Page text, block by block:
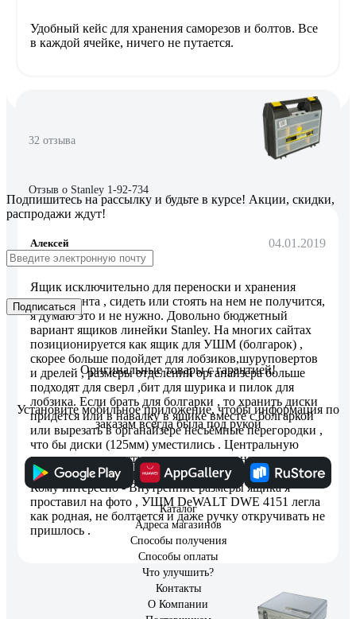
Удобный кейс для хранения саморезов и болтов. Все
в каждой ячейке, ничего не путается.
32 отзыва
Отзыв о Stanley 1-92-734
Алексей 04.01.2019
Ящик исключительно для переноски и хранения
инструмента , сидеть или стоять на нем не получится,
я думаю это и не нужно. Довольно бюджетный
вариант ящиков линейки Stanley. На многих сайтах
позиционируется как ящик для УШМ (болгарок) ,
скорее больше подойдет для лобзиков,шуруповертов
и дрелей , размеры отделений органайзера больше
подходят для сверл ,бит для шурика и пилок для
лобзика. Если брать для болгарки , то хранить диски
придется или в навалку в ящике вместе с болгаркой
или вырезать в органайзере несъёмные перегородки ,
что бы диски (125мм) уместились . Центральную
перегородку удалять не желательно , она служит для
защелки верхней крышки органайзера.(см фото) .
Кому интересно - Внутренние размеры ящика я
проставил на фото , УШМ DeWALT DWE 4151 легла
как родная, не болтается и даже ручку откручивать не
пришлось .
Подпишитесь на рассылку и будьте в курсе! Акции, скидки,
распродажи ждут!
Подписаться
Оригинальные товары с гарантией!
Установите мобильное приложение, чтобы информация по
заказам всегда была под рукой
Каталог
Адреса магазинов
Способы получения
Способы оплаты
Что улучшить?
Контакты
О Компании